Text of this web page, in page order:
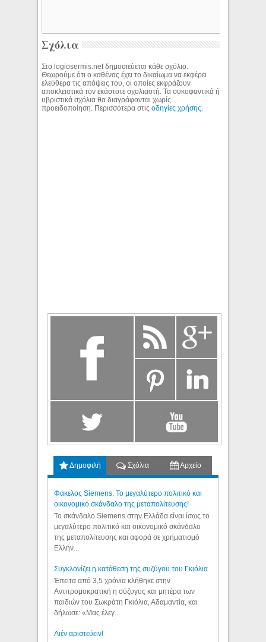
Σχόλια
Στο logiosermis.net δημοσιεύεται κάθε σχόλιο.
Θεωρούμε ότι ο καθένας έχει το δικαίωμα να εκφέρει
ελεύθερα τις απόψεις του, οι οποίες εκφράζουν
αποκλειστικά τον εκάστοτε σχολιαστή. Τα συκοφαντικά ή
υβριστικά σχόλια θα διαγράφονται χωρίς
προειδοποίηση. Περισσότερα στιςοδηγίες χρήσης.
Δημοφιλή Σχόλια Αρχείο
Φάκελος Siemens: Το μεγαλύτερο πολιτικό και
οικονομικό σκάνδαλο της μεταπολίτευσης!
Το σκάνδαλο Siemens στην Ελλάδα είναι ίσως το
μεγαλύτερο πολιτικό και οικονομικό σκάνδαλο
της μεταπολίτευσης και αφορά σε χρηματισμό
Ελλήν...
Συγκλονίζει η κατάθεση της συζύγου του Γκιόλια
Έπειτα από 3,5 χρόνια κλήθηκε στην
Αντιτρομοκρατική η σύζυγος και μητέρα των
παιδιών του Σωκράτη Γκιόλια, Αδαμαντία, και
δήλωσε: «Μας έλεγ...
Aιέν αριστεύειν!